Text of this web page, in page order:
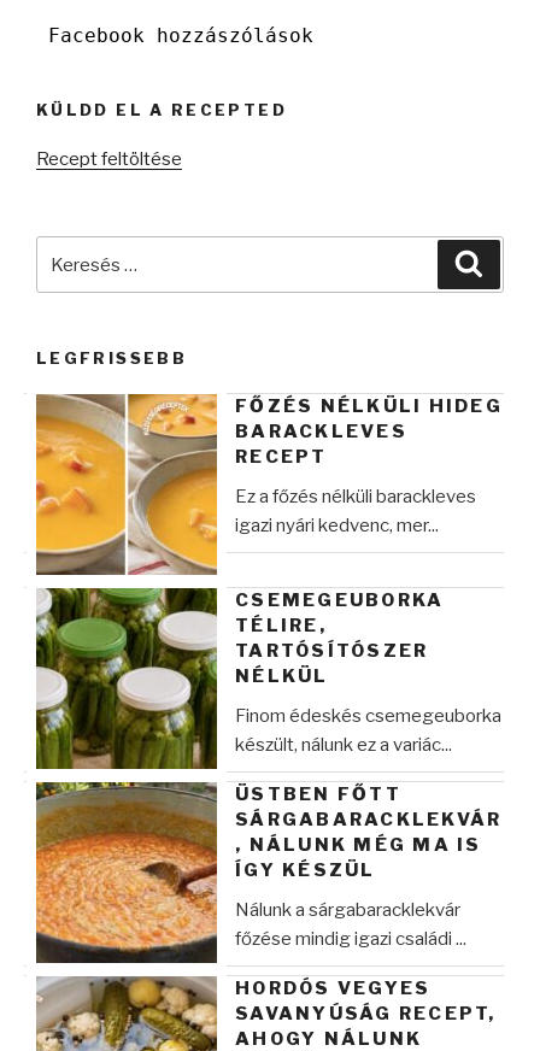
Facebook hozzászólások
KÜLDD EL A RECEPTED
Recept feltöltése
LEGFRISSEBB
FŐZÉS NÉLKÜLI HIDEG
BARACKLEVES
RECEPT
Ez a főzés nélküli barackleves
igazi nyári kedvenc, mer...
CSEMEGEUBORKA
TÉLIRE,
TARTÓSÍTÓSZER
NÉLKÜL
Finom édeskés csemegeuborka
készült, nálunk ez a variác...
ÜSTBEN FŐTT
SÁRGABARACKLEKVÁR
, NÁLUNK MÉG MA IS
ÍGY KÉSZÜL
Nálunk a sárgabaracklekvár
főzése mindig igazi családi ...
HORDÓS VEGYES
SAVANYÚSÁG RECEPT,
AHOGY NÁLUNK